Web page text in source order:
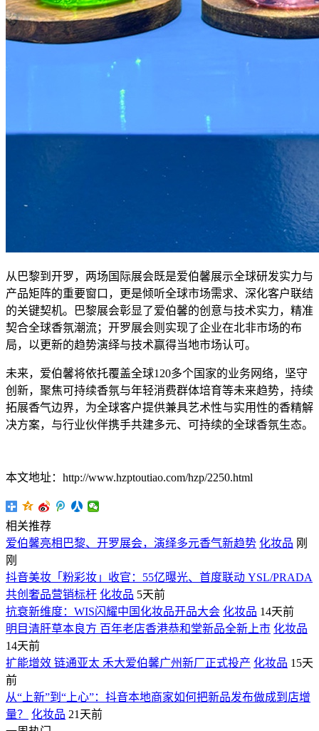
从巴黎到开罗，两场国际展会既是爱伯馨展示全球研发实力与
产品矩阵的重要窗口，更是倾听全球市场需求、深化客户联结
的关键契机。巴黎展会彰显了爱伯馨的创意与技术实力，精准
契合全球香氛潮流；开罗展会则实现了企业在北非市场的布
局，以更新的趋势演绎与技术赢得当地市场认可。
未来，爱伯馨将依托覆盖全球120多个国家的业务网络，坚守
创新，聚焦可持续香氛与年轻消费群体培育等未来趋势，持续
拓展香气边界，为全球客户提供兼具艺术性与实用性的香精解
决方案，与行业伙伴携手共建多元、可持续的全球香氛生态。
本文地址：http://www.hzptoutiao.com/hzp/2250.html
相关推荐
爱伯馨亮相巴黎、开罗展会，演绎多元香气新趋势 化妆品 刚
刚
抖音美妆「粉彩妆」收官：55亿曝光、首度联动 YSL/PRADA
共创奢品营销标杆 化妆品 5天前
抗衰新维度：WIS闪耀中国化妆品开品大会 化妆品 14天前
明目清肝草本良方 百年老店香港恭和堂新品全新上市 化妆品
14天前
扩能增效 链通亚太 禾大爱伯馨广州新厂正式投产 化妆品 15天
前
从“上新”到“上心”：抖音本地商家如何把新品发布做成到店增
量？
化妆品 21天前